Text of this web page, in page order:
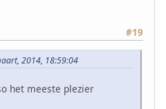
#19
2014, 18:59:04
het meeste plezier